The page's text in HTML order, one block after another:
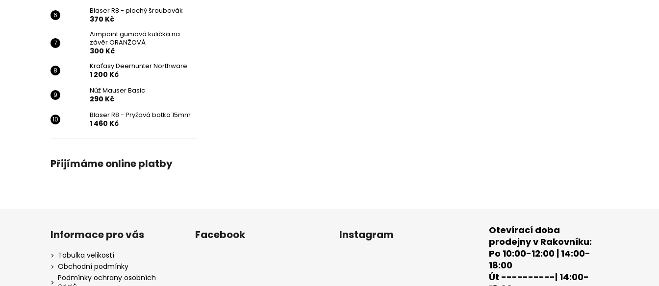
Blaser R8 - plochý šroubovák
370 Kč
Aimpoint gumová kulička na
závěr ORANŽOVÁ
300 Kč
Kraťasy Deerhunter Northware
1 200 Kč
Nůž Mauser Basic
290 Kč
Blaser R8 - Pryžová botka 15mm
1 460 Kč
Přijímáme online platby
Z
Informace pro vás
Tabulka velikostí
Obchodní podmínky
Podmínky ochrany osobních
Facebook Instagram
Otevírací doba
prodejny v Rakovníku:
Po 10:00-12:00 | 14:00-
18:00
Út ----------| 14:00-